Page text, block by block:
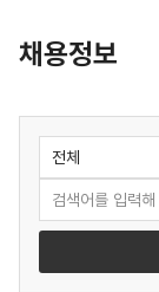
채용정보